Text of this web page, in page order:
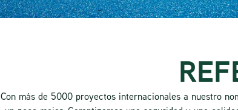
Con más de 5000 proyectos internacionales a nuestro